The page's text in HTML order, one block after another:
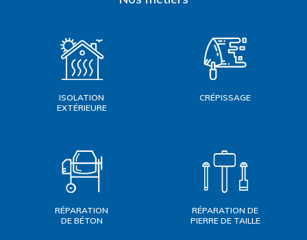
ISOLATION
EXTÉRIEURE
CRÉPISSAGE
RÉPARATION
DE BÉTON
RÉPARATION DE
PIERRE DE TAILLE